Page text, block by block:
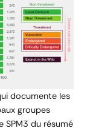
documente les
groupes
SPM3 du résumé